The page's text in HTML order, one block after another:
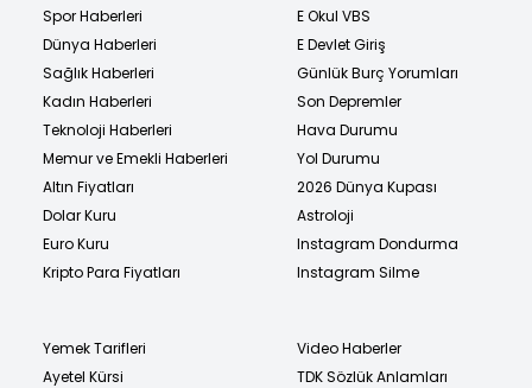
Spor Haberleri
Dünya Haberleri
Sağlık Haberleri
Kadın Haberleri
Teknoloji Haberleri
Memur ve Emekli Haberleri
Altın Fiyatları
Dolar Kuru
Euro Kuru
Kripto Para Fiyatları
E Okul VBS
E Devlet Giriş
Günlük Burç Yorumları
Son Depremler
Hava Durumu
Yol Durumu
2026 Dünya Kupası
Astroloji
Instagram Dondurma
Instagram Silme
Yemek Tarifleri
Ayetel Kürsi
Video Haberler
TDK Sözlük Anlamları